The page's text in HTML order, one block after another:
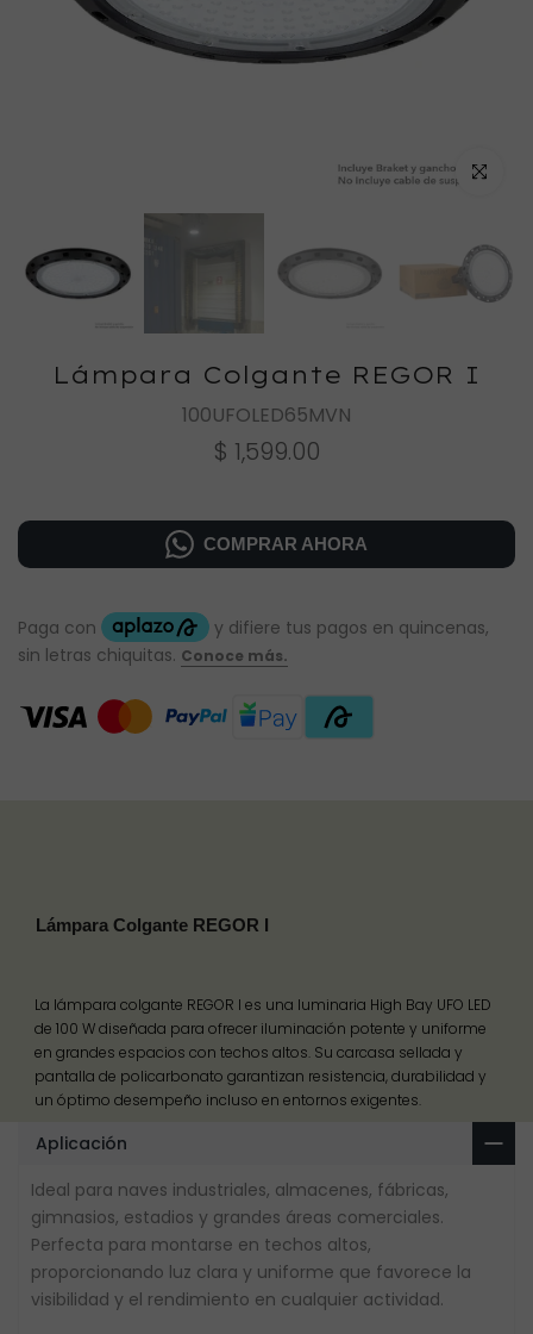
Haz
Lámpara Colgante REGOR I
100UFOLED65MVN
$ 1,599.00
COMPRAR AHORA
Lámpara Colgante REGOR I
La lámpara colgante REGOR I es una luminaria High Bay UFO LED
de 100 W diseñada para ofrecer iluminación potente y uniforme
en grandes espacios con techos altos. Su carcasa sellada y
pantalla de policarbonato garantizan resistencia, durabilidad y
un óptimo desempeño incluso en entornos exigentes.
Aplicación
Ideal para naves industriales, almacenes, fábricas,
gimnasios, estadios y grandes áreas comerciales.
Perfecta para montarse en techos altos,
proporcionando luz clara y uniforme que favorece la
visibilidad y el rendimiento en cualquier actividad.